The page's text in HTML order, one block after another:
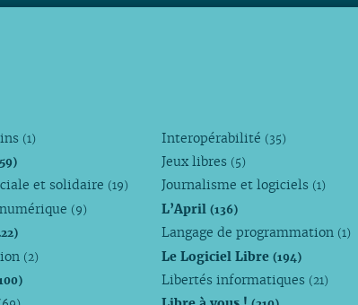
(1)
et solidaire (19)
(9)
(2)
Interopérabilité (35)
Jeux libres (5)
Journalisme et logiciels (1)
L’April(136)
Langage de programmation (1)
Le Logiciel Libre(194)
Libertés informatiques (21)